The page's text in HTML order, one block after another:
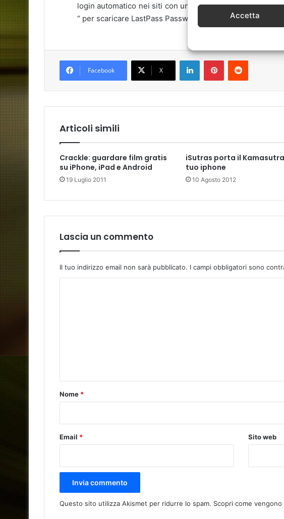
Accetta
login automatico nei siti con un unico click che creare
“ per scaricare LastPass Password Manager
Facebook X
LinkedInPinterestReddit
Articoli simili
Crackle: guardare film gratis
su iPhone, iPad e Android
19 Luglio 2011
iSutras porta il
tuo iphone
10 Agosto 2012
Lascia un commento
Il tuo indirizzo email non sarà pubblicato. I campi obbligatori sono
o
Nome *
Email * Sito web
Questo sito utilizza Akismet per ridurre lo spam. Scopri come